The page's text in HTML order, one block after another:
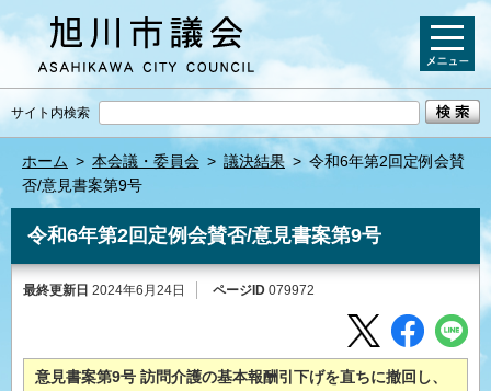
サイト内検索
ホーム > 本会議・委員会 > 議決結果 > 令和6年第2回定例会賛
否/意見書案第9号
令和6年第2回定例会賛否/意見書案第9号
最終更新日 2024年6月24日 ページID 079972
意見書案第9号 訪問介護の基本報酬引下げを直ちに撤回し、